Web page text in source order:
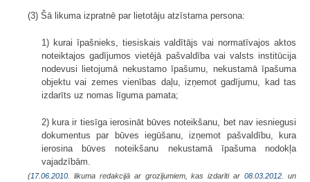
(3) Šā likuma izpratnē par lietotāju atzīstama persona:
1) kurai īpašnieks, tiesiskais valdītājs vai normatīvajos aktos
noteiktajos gadījumos vietējā pašvaldība vai valsts institūcija
nodevusi lietojumā nekustamo īpašumu, nekustamā īpašuma
objektu vai zemes vienības daļu, izņemot gadījumu, kad tas
izdarīts uz nomas līguma pamata;
2) kura ir tiesīga ierosināt būves noteikšanu, bet nav iesniegusi
dokumentus par būves iegūšanu, izņemot pašvaldību, kura
ierosina būves noteikšanu nekustamā īpašuma nodokļa
vajadzībām.
(17.06.2010 . likuma redakcijā ar grozījumiem, kas izdarīti ar08.03.2012.
un